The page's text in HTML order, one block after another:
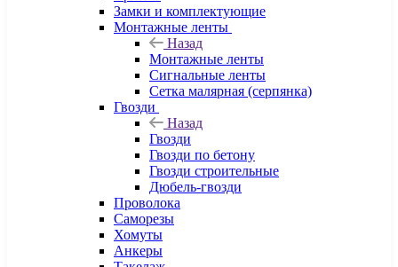
Замки и комплектующие
Монтажные ленты
Назад
Монтажные ленты
Сигнальные ленты
Сетка малярная (серпянка)
Гвозди
Назад
Гвозди
Гвозди по бетону
Гвозди строительные
Дюбель-гвозди
Проволока
Саморезы
Хомуты
Анкеры